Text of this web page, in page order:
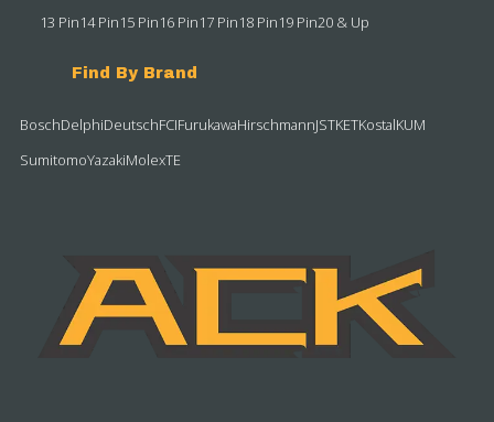
13 Pin14 Pin15 Pin16 Pin17 Pin18 Pin19 Pin20 & Up
Find By Brand
BoschDelphiDeutschFCIFurukawaHirschmannJSTKETKostalKUM
SumitomoYazakiMolexTE